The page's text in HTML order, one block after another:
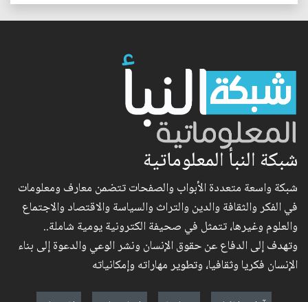
شبكة النبأ المعلوماتية
شبكة واسعة متعددة الأبواب والصفحات تتضمن معارف ومعلومات
في الفكر والثقافة والدين والتراث والسياسة والاقتصاد والاجتماع
والعلوم وغيرها، تتمثل في صحيفة الكترونية يومية شاملة..
وتهدف إلى الدفاع عن حقوق الإنسان ونشر الوعي والدعوة إلى بناء
الإنسان فكريا وثقافيا، وتطوير مهاراته وإمكانياته